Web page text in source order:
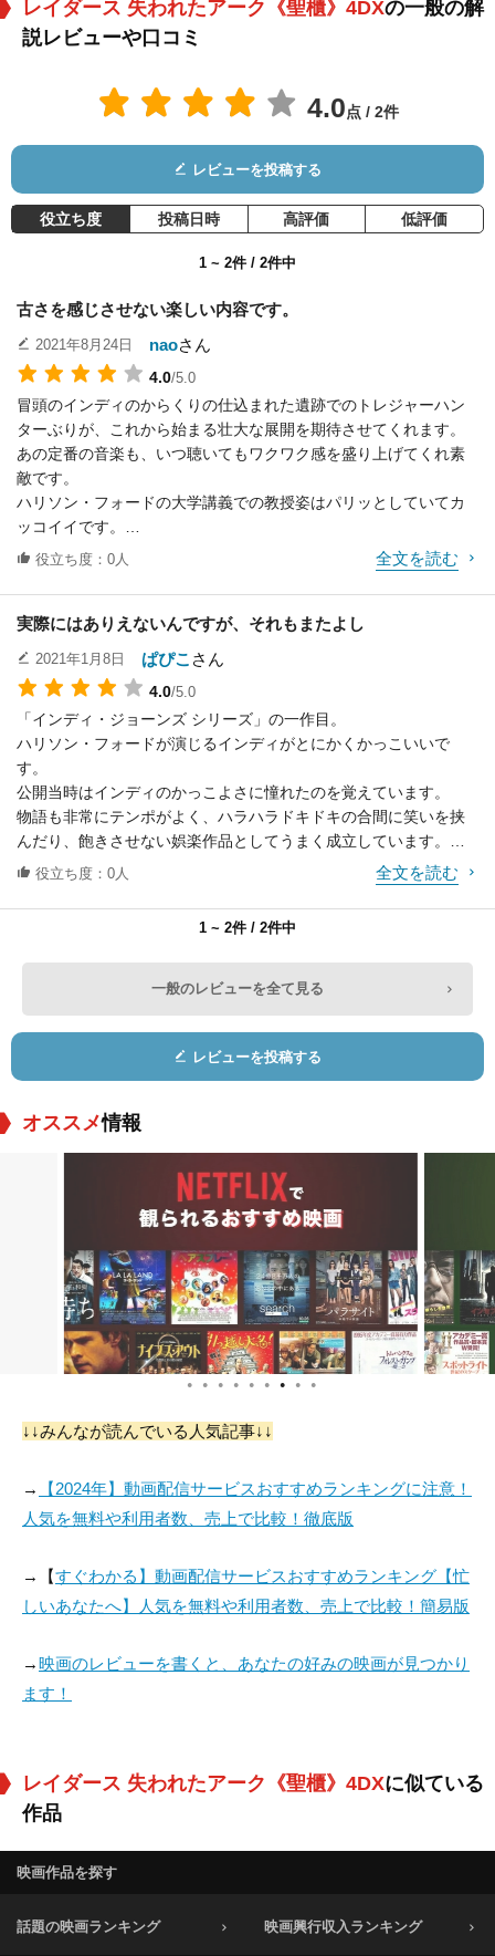
Don Fellows
役：Col. Musgrove
ウィリアム・フット
ジョージ・ハリス
役：Katanga
Fred Sorenson
役：Jock 役：Mohan
Eddie Tagoe
e
Bill Reimbold Patrick Durkin
レイダース 失われたアーク《聖櫃》4DXの一般の解
説レビューや口コミ
4.0点 / 2件
レビューを投稿する
役立ち度 投稿日時 高評価 低評価
1 ~ 2件 / 2件中
古さを感じさせない楽しい内容です。
2021年8月24日 naoさん
4.0/5.0
冒頭のインディのからくりの仕込まれた遺跡でのトレジャーハン
ターぶりが、これから始まる壮大な展開を期待させてくれます。
あの定番の音楽も、いつ聴いてもワクワク感を盛り上げてくれ素
敵です。
ハリソン・フォードの大学講義での教授姿はパリッとしていてカ
ッコイイです。
今作の舞台が大好きなエジプトで、カイロの街並み等を観ながら
鑑賞できたのも気に入っているポイントです。元恋人のマリオン
だけでなく、子ザルとも行動を共にするのも可愛くて良かったで
す。
「聖櫃」の未知の力を求めるナチスと、インディの宝探しの様子
は波乱づくしで、アリオンが大変な目に遭ったり、やっと聖櫃を
見つけたと思ったら奪われたりと、場面がどんとどん変化してい
くので飽きる事無く楽しく観ていけました。
また車を馬で追いかけるインディのかっこいい騎乗シーンも観ら
れ、車上での攻防も迫力がありました。
最後のアメリカへの船旅でやれやれと思ったものの、まだまだ気
の抜けない展開が続いて神秘的なストーリーも盛り込まれた、今
観ても最後まで十分楽しませてくれるシリーズ化するのも納得の
内容でした。
役立ち度：0人 全文を読む
実際にはありえないんですが、それもまたよし
2021年1月8日 ぱぴこ さん
4.0/5.0
「インディ・ジョーンズ シリーズ」の一作目。
ハリソン・フォードが演じるインディがとにかくかっこいいで
す。
公開当時はインディのかっこよさに憧れたのを覚えています。
物語も非常にテンポがよく、ハラハラドキドキの合間に笑いを挟
んだり、飽きさせない娯楽作品としてうまく成立しています。
物語冒頭のとある遺跡への潜入シーンもいいですね。
実際には考古学はもっと地味なもので、冒頭にあるように「罠」
を警戒したりすることはありません。
今改めて観てみると「それはないない（笑）」と思うシーンも多
いです。
真剣な考古学ものを観たいならこの作品を選ぶのは間違い。
これはエンターテインメント作品であり、学術的作品ではありま
せん。
舞台設定はナチスが台頭してきたころ。
アメリカ人であるインディとナチス軍との応酬も面白いです。
個人的なお気に入りシーンは、ある人を探している最中に刀を持
った男性に絡まれたときのインディの対応。
それまで鞭で戦っていたのに、ものすごくめんどくさそうに銃で
一発仕留めてしまうのが可笑しくて好きです。
役立ち度：0人 全文を読む
1 ~ 2件 / 2件中
一般のレビューを全て見る
レビューを投稿する
オススメ情報
● ● ● ● ● ● ● ● ●
↓↓みんなが読んでいる人気記事↓↓
→
【2024年】動画配信サービスおすすめランキングに注意！
人気を無料や利用者数、売上で比較！徹底版
→【すぐわかる】動画配信サービスおすすめランキング【忙
しいあなたへ】人気を無料や利用者数、売上で比較！簡易版
→映画のレビューを書くと、あなたの好みの映画が見つかり
ます！
レイダース 失われたアーク《聖櫃》4DXに似ている
作品
映画作品を探す
話題の映画ランキング 映画興行収入ランキング